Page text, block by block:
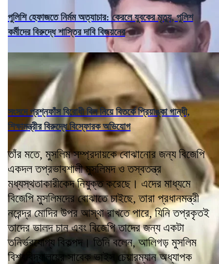
পুলিশি হেফাজতে নির্মম অত্যাচার: কেরলে যুবকের মৃত্যু, পুলিশ
কর্মীদের বিরুদ্ধে শাস্তির দাবি বিজয়নের
সংসদে প্রশ্নফাঁস বিরোধী বিল নিয়ে বিতর্কে প্রিয়াঙ্কা গান্ধী,
শিক্ষামন্ত্রীর বিরুদ্ধে বিস্ফোরক অভিযোগ
তাঁর মতে, মুসলিম সম্প্রদায়কে বোঝানোর জন্য বিজেপি
একদল তপ্রভাবশালী মুসলিমদ ও তস্বতন্ত্র
মধ্যস্থতাকারীকেদ নিযুক্ত করেছে। এদের মাধ্যমে
বিজেপি মুসলিমদের বোঝাতে চাইছে, তারা প্রধানমন্ত্রী
নরেন্দ্র মোদির উপর আস্থা রাখতে পারে, যিনি তপ্রকৃতই
তাদের ভালদ চান এবং বিজেপি তাদের জন্য একটা
তনির্ভরযোগ্য বিকল্পদ। তিনি বলেন, আলিগড় মুসলিম
বিশ্ববিদ্যালয়ের সাবেক ভাইস চেয়ারম্যান অধ্যাপক